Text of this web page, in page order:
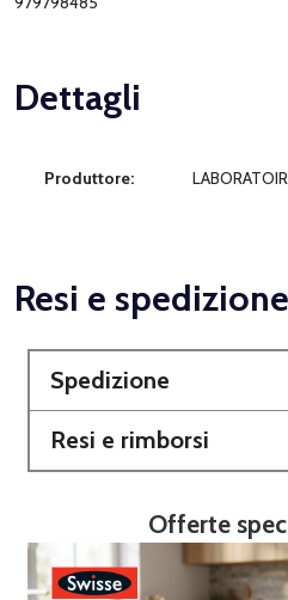
Dettagli
Produttore:
Resi e spedizione
Spedizione
Resi e rimborsi
Offerte